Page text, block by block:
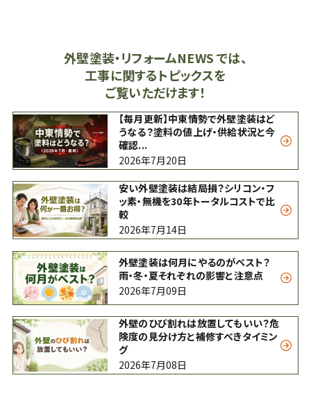
外壁塗装・リフォームNEWS では、
工事に関するトピックスを
ご覧いただけます！
【毎月更新】中東情勢で外壁塗装はど
うなる？塗料の値上げ・供給状況と今
確認...
2026年7月20日
安い外壁塗装は結局損？シリコン・フ
ッ素・無機を30年トータルコストで比
較
2026年7月14日
外壁塗装は何月にやるのがベスト？
雨・冬・夏それぞれの影響と注意点
2026年7月09日
外壁のひび割れは放置してもいい？危
険度の見分け方と補修すべきタイミン
グ
2026年7月08日